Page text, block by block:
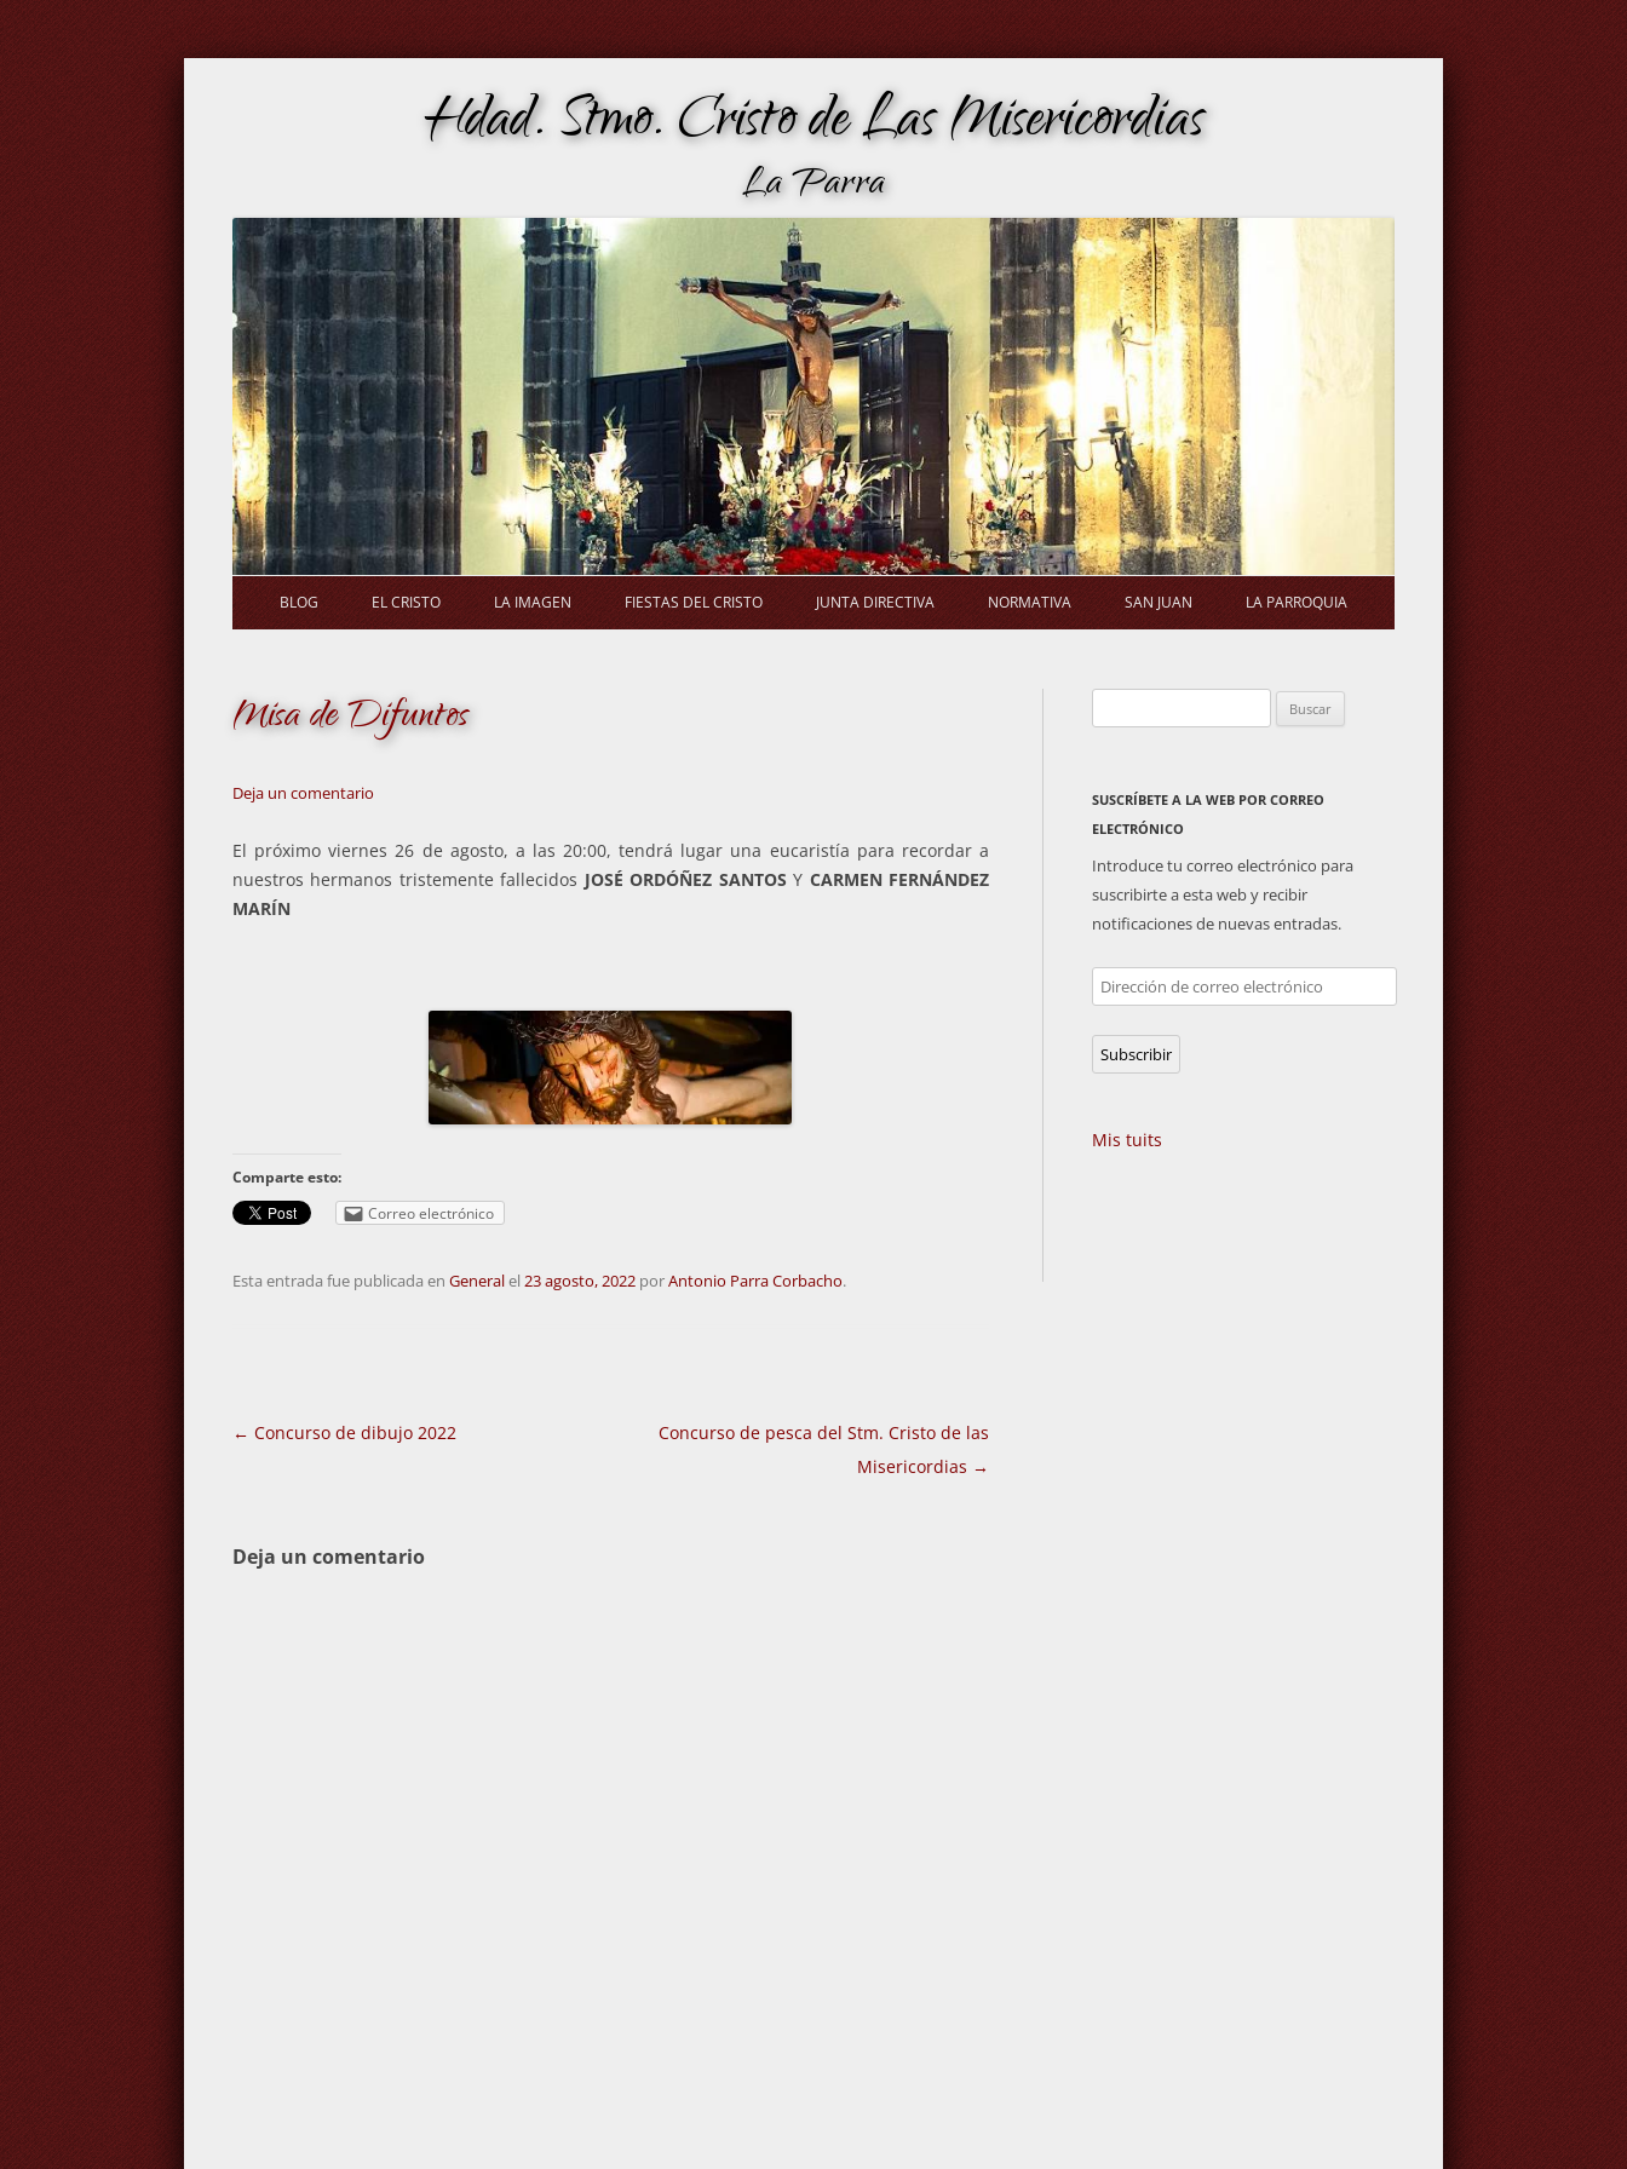
Hdad. Stmo. Cristo de Las Misericordias
La Parra
Saltar
al
contenido
BLOG EL CRISTO LA IMAGEN FIESTAS DEL CRISTO JUNTA DIRECTIVA NORMATIVA
GENERAL
SAN JUAN
PLAZA DE TOROS
LA PARROQUIA
ACTIVIDADES PARROQUIALES
Misa de Difuntos
Deja un comentario
El próximo viernes 26 de agosto, a las 20:00, tendrá lugar una eucaristía para recordar a
nuestros hermanos tristemente fallecidos JOSÉ ORDÓÑEZ SANTOS Y CARMEN FERNÁNDEZ
MARÍN
Comparte esto:
Correo electrónico
Esta entrada fue publicada en Generalel 23 agosto, 2022 porAntonio Parra Corbacho.
Navegación
← Concurso de dibujo 2022
Concurso de pesca del Stm. Cristo de las
Misericordias →
Deja un comentario
SUSCRÍBETE A LA WEB POR CORREO
ELECTRÓNICO
Introduce tu correo electrónico para
suscribirte a esta web y recibir
notificaciones de nuevas entradas.
Dirección
de
correo
electrónico
Subscribir
Mis tuits